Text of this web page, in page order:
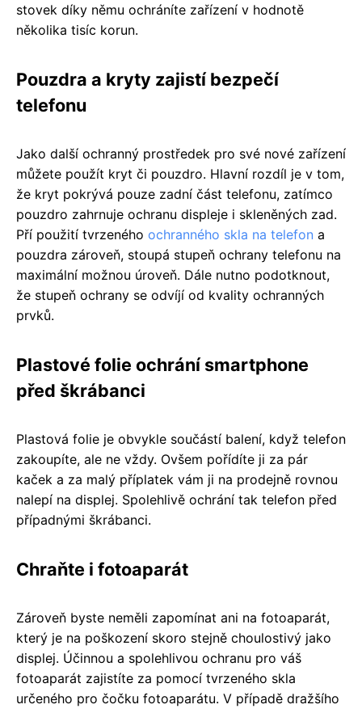
stovek díky němu ochráníte zařízení v hodnotě
několika tisíc korun.
Pouzdra a kryty zajistí bezpečí
telefonu
Jako další ochranný prostředek pro své nové zařízení
můžete použít kryt či pouzdro. Hlavní rozdíl je v tom,
že kryt pokrývá pouze zadní část telefonu, zatímco
pouzdro zahrnuje ochranu displeje i skleněných zad.
Pří použití tvrzeného ochranného skla na telefon a
pouzdra zároveň, stoupá stupeň ochrany telefonu na
maximální možnou úroveň. Dále nutno podotknout,
že stupeň ochrany se odvíjí od kvality ochranných
prvků.
Plastové folie ochrání smartphone
před škrábanci
Plastová folie je obvykle součástí balení, když telefon
zakoupíte, ale ne vždy. Ovšem pořídíte ji za pár
kaček a za malý příplatek vám ji na prodejně rovnou
nalepí na displej. Spolehlivě ochrání tak telefon před
případnými škrábanci.
Chraňte i fotoaparát
Zároveň byste neměli zapomínat ani na fotoaparát,
který je na poškození skoro stejně choulostivý jako
displej. Účinnou a spolehlivou ochranu pro váš
fotoaparát zajistíte za pomocí tvrzeného skla
určeného pro čočku fotoaparátu. V případě dražšího